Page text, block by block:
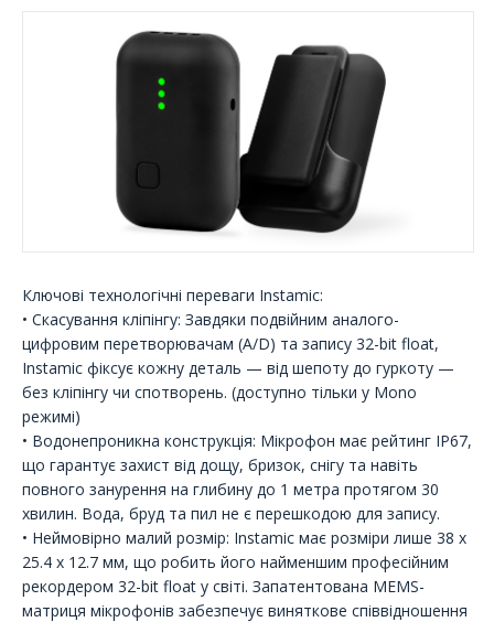
Ключові технологічні переваги Instamic:
• Скасування кліпінгу: Завдяки подвійним аналого-
цифровим перетворювачам (A/D) та запису 32-bit float,
Instamic фіксує кожну деталь — від шепоту до гуркоту —
без кліпінгу чи спотворень. (доступно тільки у Mono
режимі)
• Водонепроникна конструкція: Мікрофон має рейтинг IP67,
що гарантує захист від дощу, бризок, снігу та навіть
повного занурення на глибину до 1 метра протягом 30
хвилин. Вода, бруд та пил не є перешкодою для запису.
• Неймовірно малий розмір: Instamic має розміри лише 38 x
25.4 x 12.7 мм, що робить його найменшим професійним
рекордером 32-bit float у світі. Запатентована MEMS-
матриця мікрофонів забезпечує виняткове співвідношення